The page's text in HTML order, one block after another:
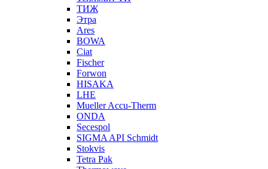
ТИЖ
Этра
Ares
BOWA
Ciat
Fischer
Forwon
HISAKA
LHE
Mueller Accu-Therm
ONDA
Secespol
SIGMA API Schmidt
Stokvis
Tetra Pak